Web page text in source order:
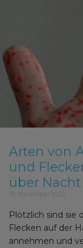
Arten von
und
über Nacht
Plötzlich sind sie
Flecken auf der
annehmen und